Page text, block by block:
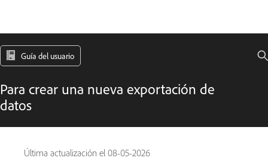
Guía del usuario
Para crear una nueva exportación de
datos
Última actualización el 08-05-2026